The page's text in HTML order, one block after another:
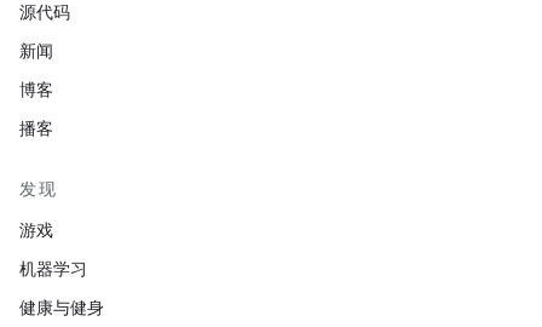
源代码
新闻
博客
播客
发现
游戏
机器学习
健康与健身